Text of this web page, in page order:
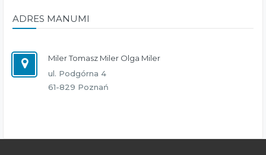
ADRES MANUMI
Miler Tomasz Miler Olga Miler
ul. Podgórna 4
61-829 Poznań